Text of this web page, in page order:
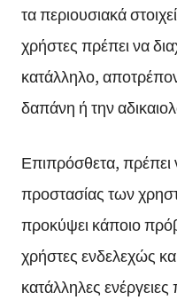
τα περιουσιακά
χρήστες πρέπει να
κατάλληλο,
δαπάνη ή την
Επιπρόσθετα, πρέπει
προστασίας των
προκύψει κάποιο
χρήστες ενδελεχώς
κατάλληλες